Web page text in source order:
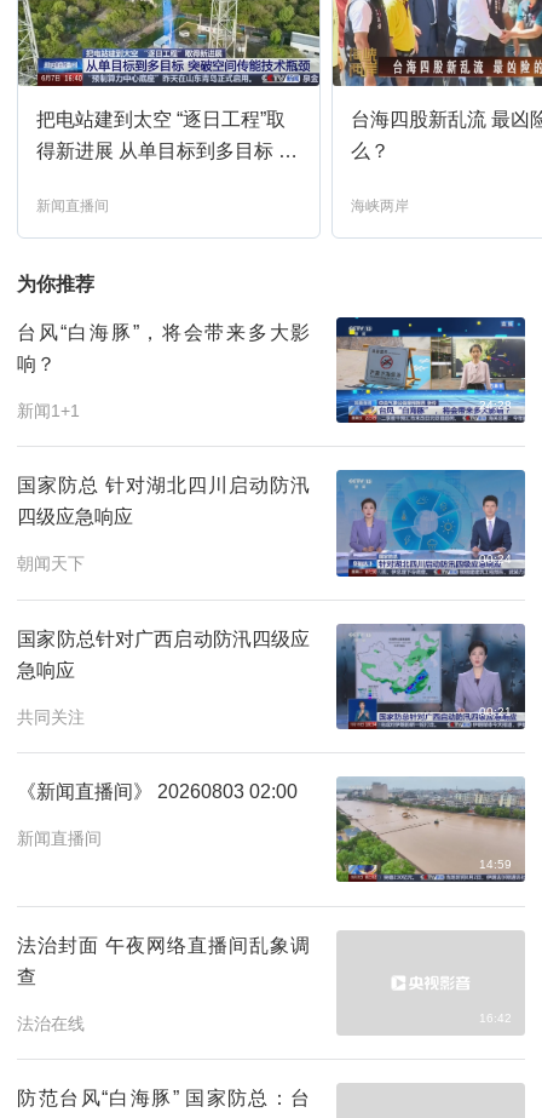
11:39 焦点访谈 预约
12:00
13:00 新闻联播
13:30
14:00 预约
14:30 环球视线 预约
15:00 24小时 预约
把电站建到太空 “逐日工程”取
得新进展 从单目标到多目标 突
新闻直播间
台海四股新乱流 最凶
么？
海峡两岸
为你推荐
台风“白海豚”，将会带来多大影
响？
新闻1+1 24:28
国家防总 针对湖北四川启动防汛
四级应急响应
朝闻天下 00:24
国家防总针对广西启动防汛四级应
急响应
共同关注 00:21
《新闻直播间》 20260803 02:00
新闻直播间
14:59
法治封面 午夜网络直播间乱象调
查
法治在线 16:42
防范台风“白海豚” 国家防总：台